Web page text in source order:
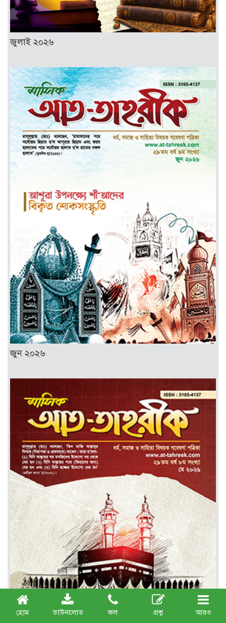
হোম ডাউনলোড কল প্রশ্ন আরও
জুলাই ২০২৬
জুন ২০২৬